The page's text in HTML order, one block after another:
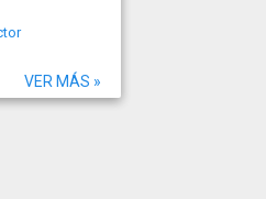
VER MÁS »